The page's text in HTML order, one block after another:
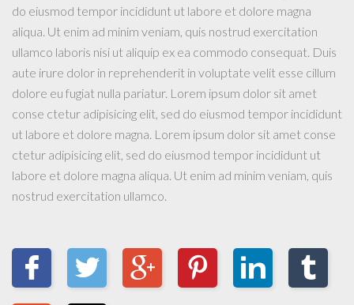
do eiusmod tempor incididunt ut labore et dolore magna
aliqua. Ut enim ad minim veniam, quis nostrud exercitation
ullamco laboris nisi ut aliquip ex ea commodo consequat. Duis
aute irure dolor in reprehenderit in voluptate velit esse cillum
dolore eu fugiat nulla pariatur. Lorem ipsum dolor sit amet
conse ctetur adipisicing elit, sed do eiusmod tempor incididunt
ut labore et dolore magna. Lorem ipsum dolor sit amet conse
ctetur adipisicing elit, sed do eiusmod tempor incididunt ut
labore et dolore magna aliqua. Ut enim ad minim veniam, quis
nostrud exercitation ullamco.